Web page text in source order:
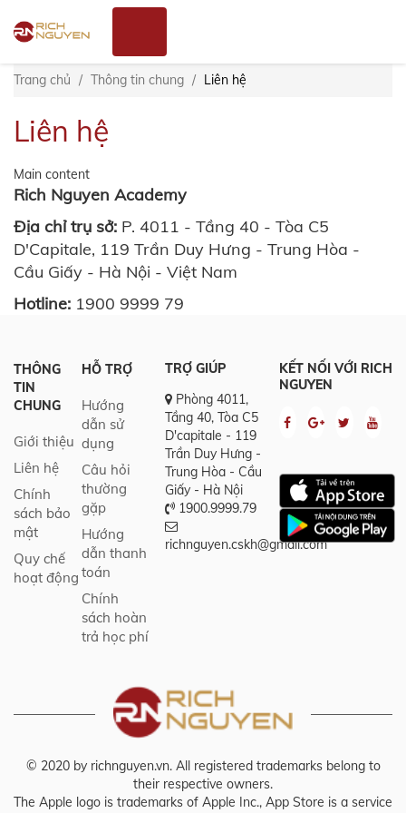
đến
nội
dung
Trang chủ Thông tin chung Liên hệ
Liên hệ
Main content
Rich Nguyen Academy
Địa chỉ trụ sở: P. 4011 - Tầng 40 - Tòa C5
D'Capitale, 119 Trần Duy Hưng - Trung Hòa -
Cầu Giấy - Hà Nội - Việt Nam
Hotline: 1900 9999 79
THÔNG
TIN
CHUNG
Giới thiệu
Liên hệ
Chính
sách bảo
mật
Quy chế
hoạt động
HỖ TRỢ
Hướng
dẫn sử
dụng
Câu hỏi
thường
gặp
Hướng
dẫn thanh
toán
Chính
sách hoàn
trả học phí
TRỢ GIÚP
Phòng 4011,
Tầng 40, Tòa C5
D'capitale - 119
Trần Duy Hưng -
Trung Hòa - Cầu
Giấy - Hà Nội
1900.9999.79
richnguyen.cskh@gmail.com
KẾT NỐI VỚI RICH
NGUYEN
© 2020 by richnguyen.vn. All registered trademarks belong to
their respective owners.
The Apple logo is trademarks of Apple Inc., App Store is a service